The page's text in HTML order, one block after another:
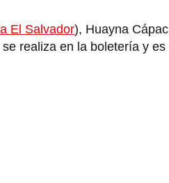
El Salvador), Huayna Cápac
realiza en la boletería y es